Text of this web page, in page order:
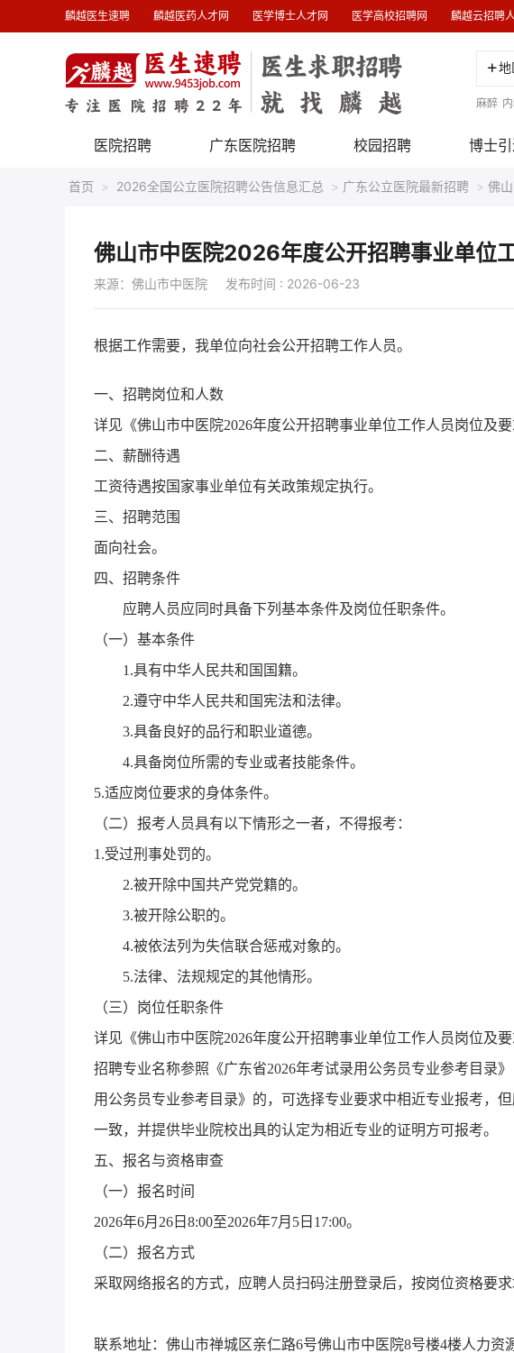
麟越医生速聘 麟越医药人才网 医学博士人才网 医学高校招聘网 麟越云招聘
地
麻醉
医院招聘 广东医院招聘 校园招聘 博士
首页 > 2026全国公立医院招聘公告信息汇总 > 广东公立医院最新招聘 > 佛
佛山市中医院2026年度公开招聘事业单位
来源：佛山市中医院 发布时间 : 2026-06-23
根据工作需要，我单位向社会公开招聘工作人员。
一、招聘岗位和人数
详见《佛山市中医院2026年度公开招聘事业单位工作人员岗位及要
二、薪酬待遇
工资待遇按国家事业单位有关政策规定执行。
三、招聘范围
面向社会。
四、招聘条件
应聘人员应同时具备下列基本条件及岗位任职条件。
（一）基本条件
1.具有中华人民共和国国籍。
2.遵守中华人民共和国宪法和法律。
3.具备良好的品行和职业道德。
4.具备岗位所需的专业或者技能条件。
5.适应岗位要求的身体条件。
（二）报考人员具有以下情形之一者，不得报考：
1.受过刑事处罚的。
2.被开除中国共产党党籍的。
3.被开除公职的。
4.被依法列为失信联合惩戒对象的。
5.法律、法规规定的其他情形。
（三）岗位任职条件
详见《佛山市中医院2026年度公开招聘事业单位工作人员岗位及要
招聘专业名称参照《广东省2026年考试录用公务员专业参考目录
用公务员专业参考目录》的，可选择专业要求中相近专业报考，
一致，并提供毕业院校出具的认定为相近专业的证明方可报考。
五、报名与资格审查
（一）报名时间
2026年6月26日8:00至2026年7月5日17:00。
（二）报名方式
采取网络报名的方式，应聘人员扫码注册登录后，按岗位资格要
联系地址：佛山市禅城区亲仁路6号佛山市中医院8号楼4楼人力资